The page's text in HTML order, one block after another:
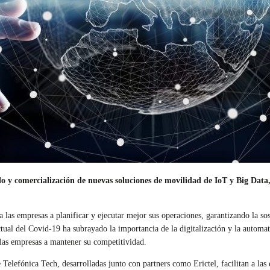
comercialización de nuevas soluciones de movilidad de IoT y Big
las empresas a planificar y ejecutar mejor sus operaciones, garantizando
del Covid-19 ha subrayado la importancia de la digitalización y la
empresas a mantener su competitividad.
Tech, desarrolladas junto con partners como Erictel, facilitan a las